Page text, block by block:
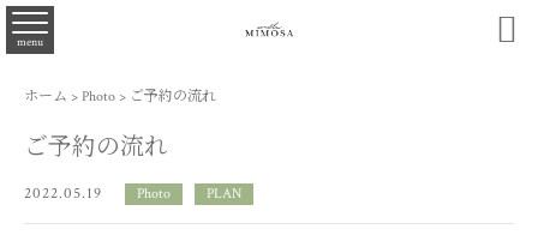
menu 
ホーム > Photo > ご予約の流れ
ご予約の流れ
2022.05.19 Photo PLAN